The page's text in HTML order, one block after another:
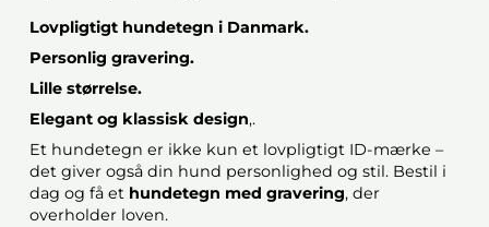
Lovpligtigt hundetegn i Danmark.
Personlig gravering.
Lille størrelse.
Elegant og klassisk design,.
Et hundetegn er ikke kun et lovpligtigt ID-mærke –
det giver også din hund personlighed og stil. Bestil i
dag og få et hundetegn med gravering, der
overholder loven.